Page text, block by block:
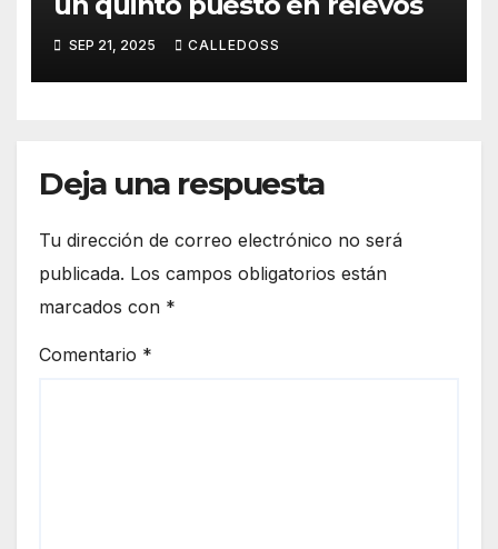
SEP 21, 2025 CALLEDOSS
Deja una respuesta
Tu dirección de correo electrónico no será
publicada. Los campos obligatorios están
marcados con *
Comentario *